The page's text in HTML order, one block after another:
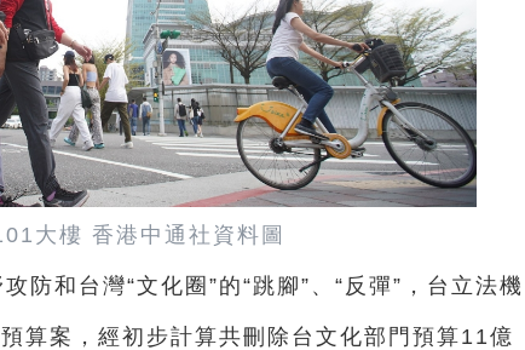
大樓 香港中通社資料圖
防和台灣“文化圈”的“跳腳”、“反彈”，台立法機
算案，經初步計算共刪除台文化部門預算11億